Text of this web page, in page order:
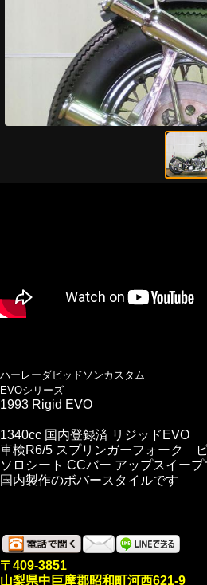
ハーレーダビッドソンカスタム
EVOシリーズ
1993 Rigid EVO
1340cc 国内登録済 リジッドEVO
車検R6/5 スプリンガーフォーク
ソロシート CCバー アップスイープ
国内製作のボバースタイルです
〒409-3851
山梨県中巨摩郡昭和町河西621-9